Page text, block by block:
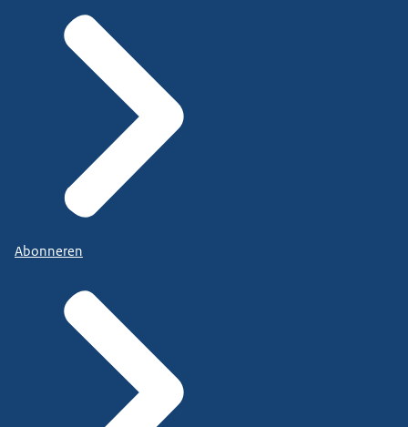
Abonneren